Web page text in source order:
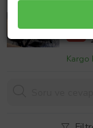
%8
Kargo